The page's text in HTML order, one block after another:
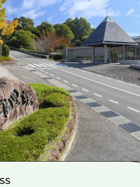
歷史·文化
治癒
自然
答對了
美北
藝北
宮島周邊
東山口
一日遊
1晚2天
2晚3天
安芸
答對了
美北
藝北
宮島周邊
東山口
愛媛
島根
量摘要
堵
覽門票
存及運送服務
面向外國遊客的街角
志願者指南
廣島視頻
東山口
愛媛
島根